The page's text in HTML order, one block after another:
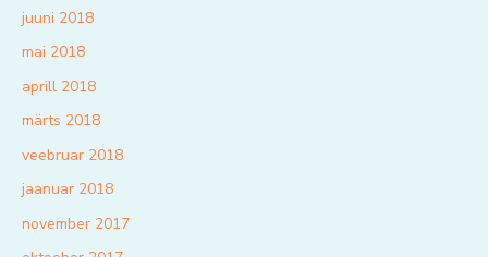
juuni 2018
mai 2018
aprill 2018
märts 2018
veebruar 2018
jaanuar 2018
november 2017